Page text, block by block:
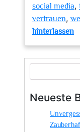
social media,
vertrauen,
hinterlassenzu
Neueste